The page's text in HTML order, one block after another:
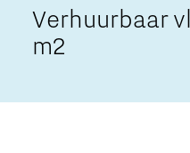
Verhuurbaar
m2